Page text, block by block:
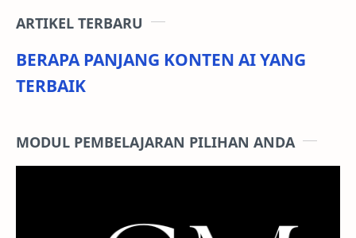
ARTIKEL TERBARU
BERAPA PANJANG KONTEN AI YANG
TERBAIK
MODUL PEMBELAJARAN PILIHAN ANDA